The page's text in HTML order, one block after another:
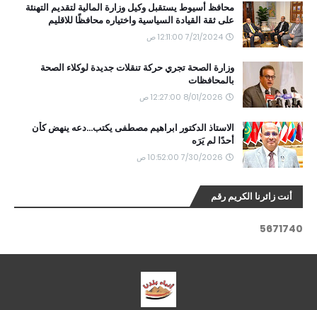
محافظ أسيوط يستقبل وكيل وزارة المالية لتقديم التهنئة
على ثقة القيادة السياسية واختياره محافظًا للاقليم
7/21/2024 12:11:00 ص
وزارة الصحة تجري حركة تنقلات جديدة لوكلاء الصحة
بالمحافظات
8/01/2026 12:27:00 ص
الاستاذ الدكتور ابراهيم مصطفى يكتب...دعه ينهض كأن
أحدًا لم يَرَه
7/30/2026 10:52:00 ص
أنت زائرنا الكريم رقم
5671740